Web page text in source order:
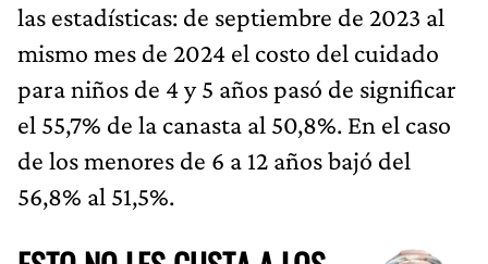
las estadísticas: de septiembre de 2023 al
mismo mes de 2024 el costo del cuidado
para niños de 4 y 5 años pasó de significar
el 55,7% de la canasta al 50,8%. En el caso
de los menores de 6 a 12 años bajó del
56,8% al 51,5%.